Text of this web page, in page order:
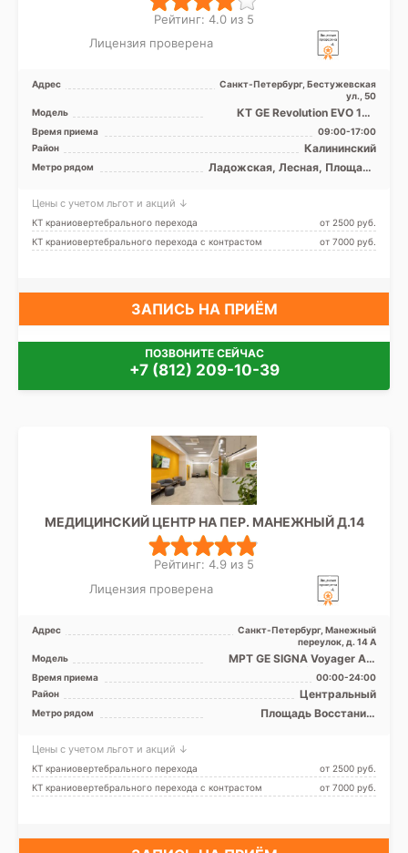
Рейтинг: 4.0 из 5
Лицензия проверена
Адрес
Санкт-Петербург, Бестужевская
ул., 50
Модель
КТ GE Revolution EVO 128
срезов, УЗИ экспертного
класса
Время приема
09:00-17:00
Район
Калининский
Метро рядом
Ладожская, Лесная, Площадь
Цены с учетом льгот и акций ↓
КТ краниовертебрального перехода
от 2500 pуб.
КТ краниовертебрального перехода с контрастом
от 7000 pуб.
ЗАПИСЬ НА ПРИЁМ
ПОЗВОНИТЕ СЕЙЧАС
+7 (812) 209-10-39
МЕДИЦИНСКИЙ ЦЕНТР НА ПЕР. МАНЕЖНЫЙ Д.14
Рейтинг: 4.9 из 5
Лицензия проверена
Адрес
Санкт-Петербург, Манежный
переулок, д. 14 А
Модель
МРТ GE SIGNA Voyager AIR
Edition 1.5 Tесла
полуоткрытый, КТ GE Revolut
...
Время приема
00:00-24:00
Район
Центральный
Метро рядом
Площадь Восстания,
Цены с учетом льгот и акций ↓
КТ краниовертебрального перехода
от 2500 pуб.
КТ краниовертебрального перехода с контрастом
от 7000 pуб.